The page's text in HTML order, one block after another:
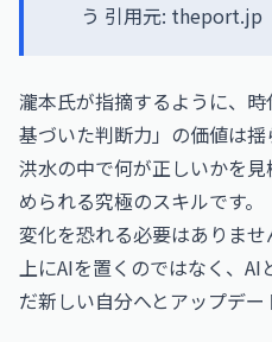
う 引用元: theport.jp
瀧本氏が指摘するように、
基づいた判断力」の価値は
洪水の中で何が正しいかを
められる究極のスキルです。
変化を恐れる必要はありま
上にAIを置くのではなく、
だ新しい自分へとアップデー